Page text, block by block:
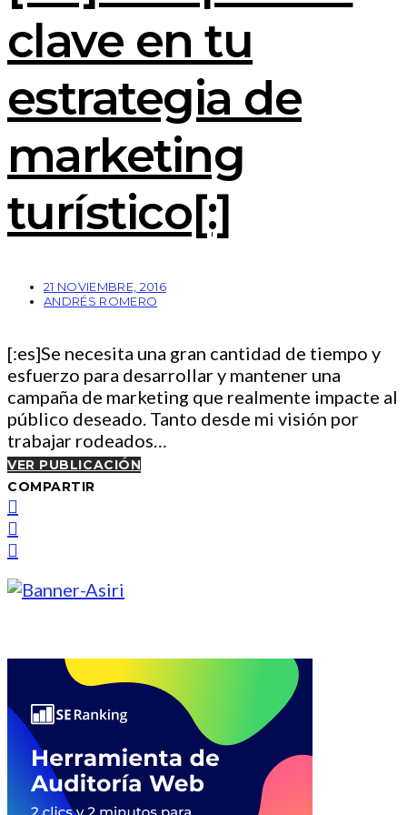
clave en tu
estrategia de
marketing
turístico[:]
21 NOVIEMBRE, 2016
ANDRÉS ROMERO
[:es]Se necesita una gran cantidad de tiempo y
esfuerzo para desarrollar y mantener una
campaña de marketing que realmente impacte al
público deseado. Tanto desde mi visión por
trabajar rodeados…
VER PUBLICACIÓN
COMPARTIR